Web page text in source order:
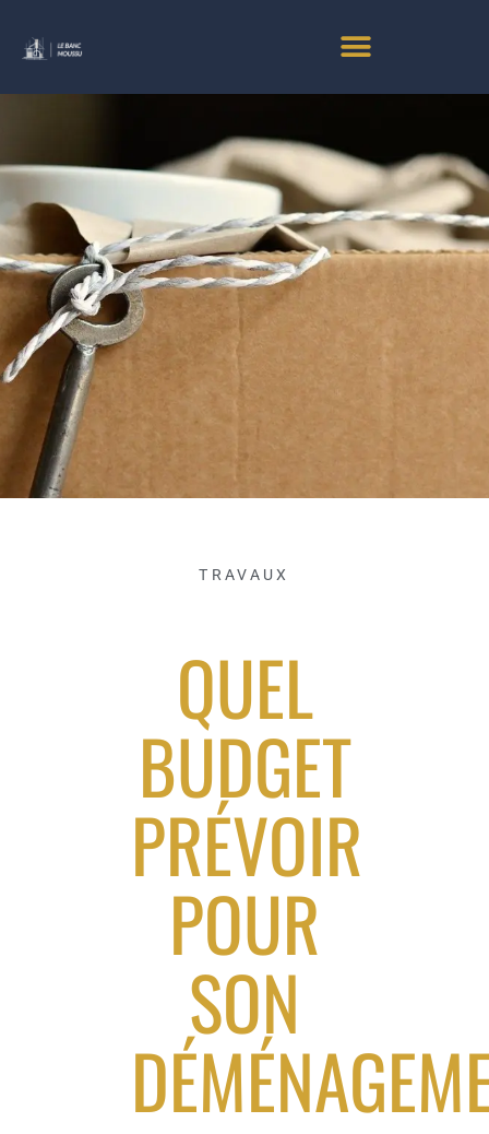
TRAVAUX
QUEL
BUDGET
PRÉVOIR
POUR
SON